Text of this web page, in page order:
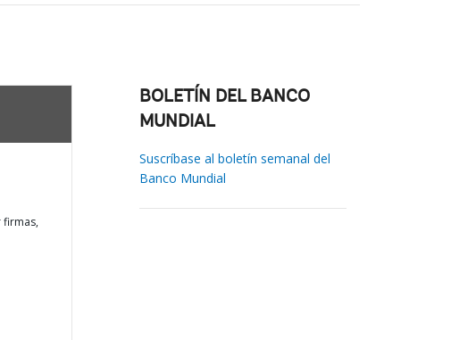
firmas,
BOLETÍN DEL BANCO
MUNDIAL
Suscríbase al boletín semanal del
Banco Mundial